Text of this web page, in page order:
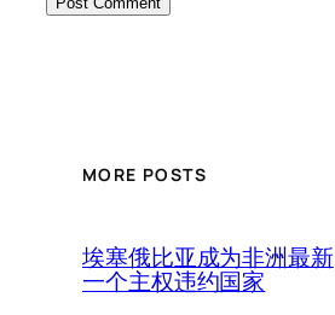
MORE POSTS
埃塞俄比亚成为非洲最新
一个主权违约国家